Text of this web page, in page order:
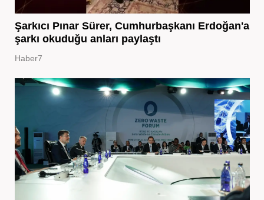
Şarkıcı Pınar Sürer, Cumhurbaşkanı Erdoğan'a
şarkı okuduğu anları paylaştı
Haber7